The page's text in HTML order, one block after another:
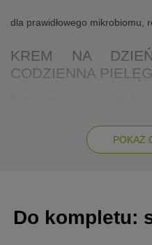
dla prawidłowego mikrobiomu,
KREM NA
CODZIENNA
osób w wieku ponad 40
poprawiają wygląd skóry.
mikroflorę, odzyskać
Probiotyki sekretem skuteczności
POKAŻ
Do kompletu: